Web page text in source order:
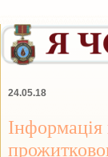
24.05.18